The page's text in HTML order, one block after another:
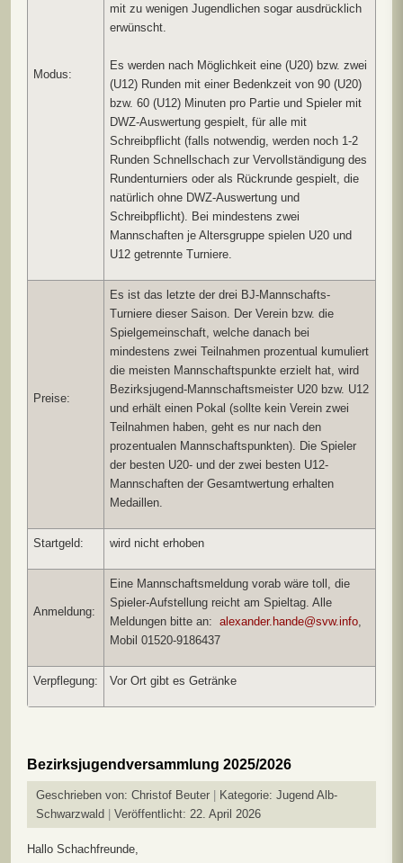
Modus:
mit zu wenigen Jugendlichen sogar ausdrücklich
erwünscht.
Es werden nach Möglichkeit eine (U20) bzw. zwei
(U12) Runden mit einer Bedenkzeit von 90 (U20)
bzw. 60 (U12) Minuten pro Partie und Spieler mit
DWZ-Auswertung gespielt, für alle mit
Schreibpflicht (falls notwendig, werden noch 1-2
Runden Schnellschach zur Vervollständigung des
Rundenturniers oder als Rückrunde gespielt, die
natürlich ohne DWZ-Auswertung und
Schreibpflicht). Bei mindestens zwei
Mannschaften je Altersgruppe spielen U20 und
U12 getrennte Turniere.
Preise:
Es ist das letzte der drei BJ-Mannschafts-
Turniere dieser Saison. Der Verein bzw. die
Spielgemeinschaft, welche danach bei
mindestens zwei Teilnahmen prozentual kumuliert
die meisten Mannschaftspunkte erzielt hat, wird
Bezirksjugend-Mannschaftsmeister U20 bzw. U12
und erhält einen Pokal (sollte kein Verein zwei
Teilnahmen haben, geht es nur nach den
prozentualen Mannschaftspunkten). Die Spieler
der besten U20- und der zwei besten U12-
Mannschaften der Gesamtwertung erhalten
Medaillen.
Startgeld: wird nicht erhoben
Anmeldung:
Eine Mannschaftsmeldung vorab wäre toll, die
Spieler-Aufstellung reicht am Spieltag. Alle
Meldungen bitte an: alexander.hande@svw.info,
Mobil 01520-9186437
Verpflegung: Vor Ort gibt es Getränke
Bezirksjugendversammlung 2025/2026
Geschrieben von: Christof Beuter Kategorie: Jugend Alb-
Schwarzwald
Veröffentlicht: 22. April 2026
Hallo Schachfreunde,